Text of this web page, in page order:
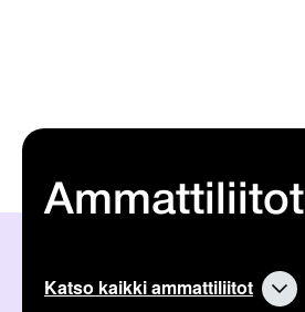
Ammattiliitot
Katso kaikki ammattiliitot